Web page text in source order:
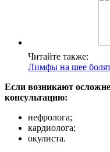
Читайте также:
Лимфы на шее болят
Если возникают
консультацию:
нефролога;
кардиолога;
окулиста.